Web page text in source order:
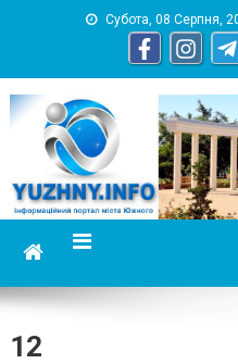
Субота, 08 Серпня,
информационный
12